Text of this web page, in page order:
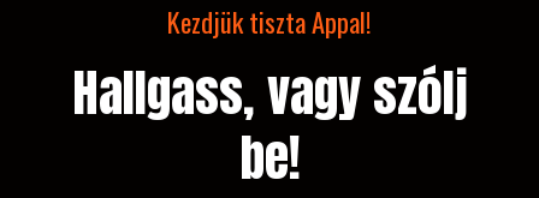
Kezdjük tiszta Appal!
Hallgass, vagy szólj
be!